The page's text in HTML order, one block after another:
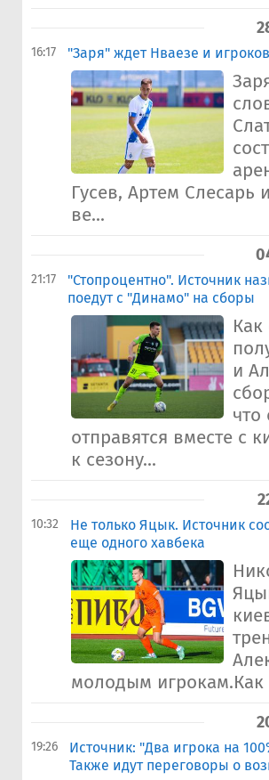
16:17 "Заря" ждет Нваезе и
Гусев, Артем
ве...
21:17
"Стопроцентно". Источник
поедут с "Динамо" на сборы
Как
и
что
отправятся вместе с
к сезону...
10:32
Не только Яцык. Источник
еще одного хавбека
молодым игрокам.Как
19:26
Источник: "Два игрока на
Также идут переговоры о